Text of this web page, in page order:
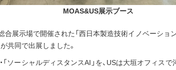
MOAS&US展示ブース
合展示場で開催された「西日本製造技術イノベーショ
が共同で出展しました。
「ソーシャルディスタンスAI」を、USは大垣オフィス